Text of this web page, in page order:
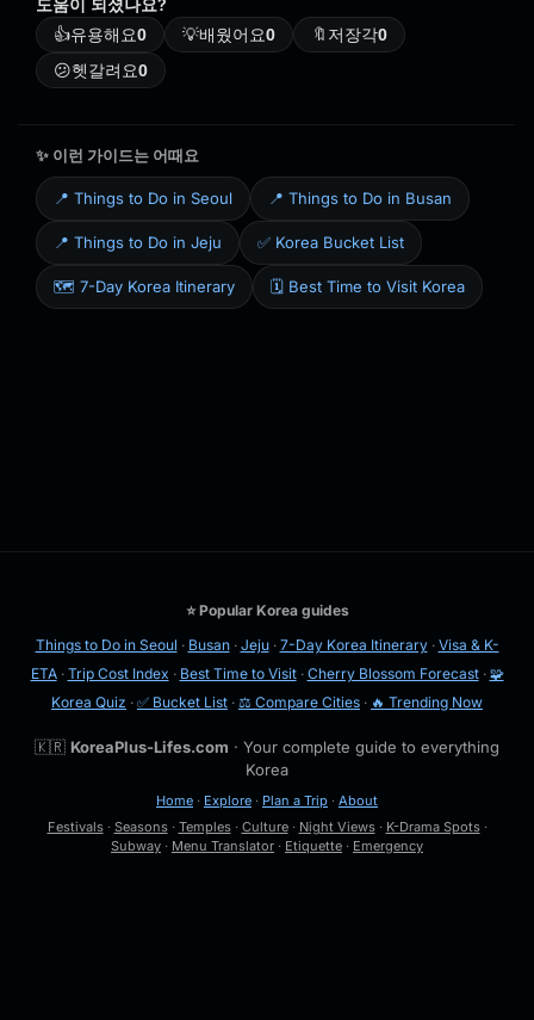
도움이 되셨나요?
👍유용해요0 💡배웠어요0 🔖 저장각0
😕헷갈려요0
✨ 이런 가이드는 어때요
📍 Things to Do in Seoul 📍 Things to Do in Busan
📍 Things to Do in Jeju ✅ Korea Bucket List
🗺️ 7-Day Korea Itinerary 🗓️ Best Time to Visit Korea
⭐ Popular Korea guides
Things to Do in Seoul · Busan· Jeju· 7-Day Korea Itinerary· Visa & K-
ETA· Trip Cost Index · Best Time to Visit· Cherry Blossom Forecast· 🧩
Korea Quiz · ✅ Bucket List · ⚖️ Compare Cities · 🔥 Trending Now
🇰🇷 KoreaPlus-Lifes.com · Your complete guide to everything
Korea
Home · Explore · Plan a Trip · About
Festivals· Seasons· Temples· Culture· Night Views· K-Drama Spots·
Subway · Menu Translator · Etiquette · Emergency